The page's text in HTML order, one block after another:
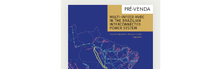
PRÉ-VENDA